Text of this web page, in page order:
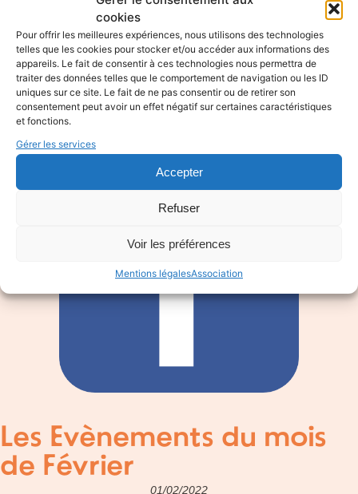
cookies
Pour offrir les meilleures expériences, nous utilisons des technologies
telles que les cookies pour stocker et/ou accéder aux informations des
appareils. Le fait de consentir à ces technologies nous permettra de
traiter des données telles que le comportement de navigation ou les ID
uniques sur ce site. Le fait de ne pas consentir ou de retirer son
consentement peut avoir un effet négatif sur certaines caractéristiques
et fonctions.
Gérer les services
Accepter
Refuser
Voir les préférences
Mentions légalesAssociation
BLOG
Les Evènements du mois
de Février
01/02/2022